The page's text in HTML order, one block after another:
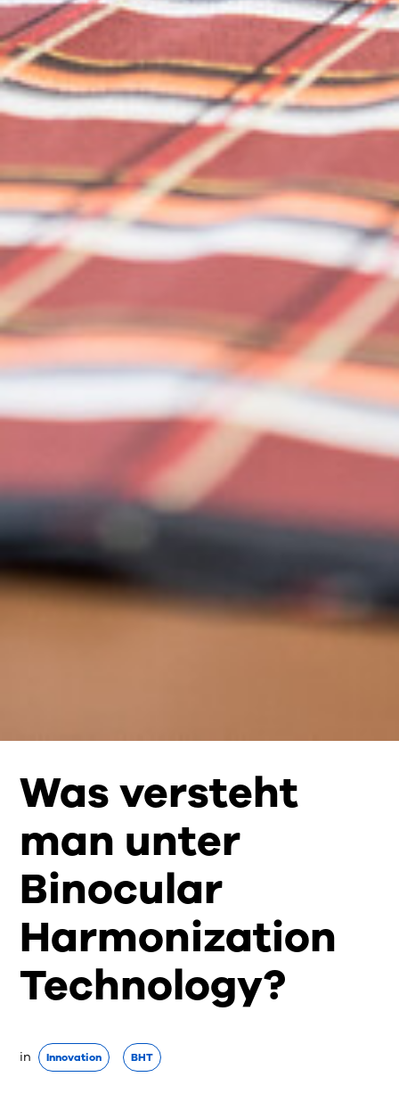
Was versteht
man unter
Binocular
Harmonization
Technology?
in Innovation BHT